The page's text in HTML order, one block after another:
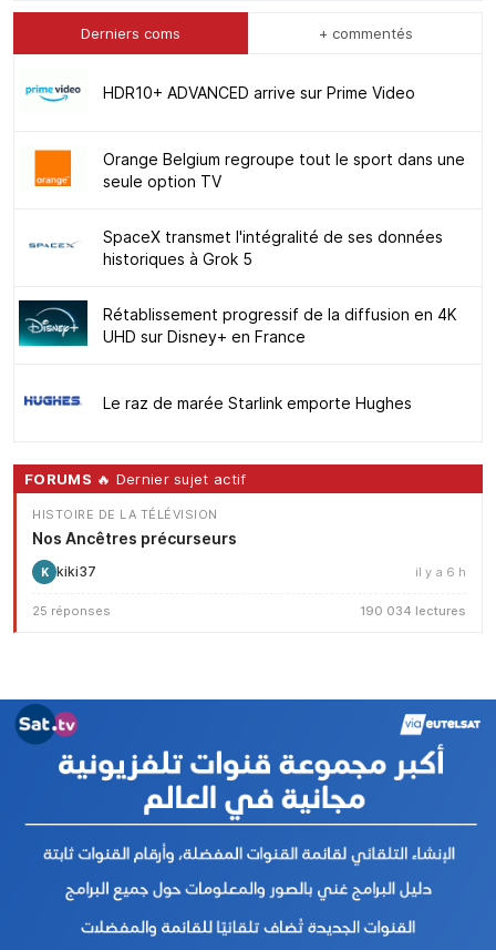
Derniers coms + commentés
HDR10+ ADVANCED arrive sur Prime Video
Orange Belgium regroupe tout le sport dans une
seule option TV
SpaceX transmet l'intégralité de ses données
historiques à Grok 5
Rétablissement progressif de la diffusion en 4K
UHD sur Disney+ en France
Le raz de marée Starlink emporte Hughes
FORUMS 🔥 Dernier sujet actif
HISTOIRE DE LA TÉLÉVISION
Nos Ancêtres précurseurs
K kiki37 il y a 6 h
25 réponses 190 034 lectures